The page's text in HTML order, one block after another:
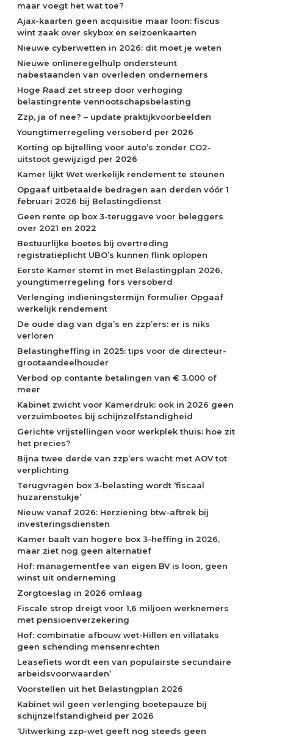
maar voegt het wat toe?
Ajax-kaarten geen acquisitie maar loon: fiscus
wint zaak over skybox en seizoenkaarten
Nieuwe cyberwetten in 2026: dit moet je weten
Nieuwe onlineregelhulp ondersteunt
nabestaanden van overleden ondernemers
Hoge Raad zet streep door verhoging
belastingrente vennootschapsbelasting
Zzp, ja of nee? – update praktijkvoorbeelden
Youngtimerregeling versoberd per 2026
Korting op bijtelling voor auto’s zonder CO2-
uitstoot gewijzigd per 2026
Kamer lijkt Wet werkelijk rendement te steunen
Opgaaf uitbetaalde bedragen aan derden vóór 1
februari 2026 bij Belastingdienst
Geen rente op box 3-teruggave voor beleggers
over 2021 en 2022
Bestuurlijke boetes bij overtreding
registratieplicht UBO’s kunnen flink oplopen
Eerste Kamer stemt in met Belastingplan 2026,
youngtimerregeling fors versoberd
Verlenging indieningstermijn formulier Opgaaf
werkelijk rendement
De oude dag van dga’s en zzp’ers: er is niks
verloren
Belastingheffing in 2025: tips voor de directeur-
grootaandeelhouder
Verbod op contante betalingen van € 3.000 of
meer
Kabinet zwicht voor Kamerdruk: ook in 2026 geen
verzuimboetes bij schijnzelfstandigheid
Gerichte vrijstellingen voor werkplek thuis: hoe zit
het precies?
Bijna twee derde van zzp’ers wacht met AOV tot
verplichting
Terugvragen box 3-belasting wordt ‘fiscaal
huzarenstukje’
Nieuw vanaf 2026: Herziening btw-aftrek bij
investeringsdiensten
Kamer baalt van hogere box 3-heffing in 2026,
maar ziet nog geen alternatief
Hof: managementfee van eigen BV is loon, geen
winst uit onderneming
Zorgtoeslag in 2026 omlaag
Fiscale strop dreigt voor 1,6 miljoen werknemers
met pensioenverzekering
Hof: combinatie afbouw wet-Hillen en villataks
geen schending mensenrechten
Leasefiets wordt een van populairste secundaire
arbeidsvoorwaarden’
Voorstellen uit het Belastingplan 2026
Kabinet wil geen verlenging boetepauze bij
schijnzelfstandigheid per 2026
‘Uitwerking zzp-wet geeft nog steeds geen